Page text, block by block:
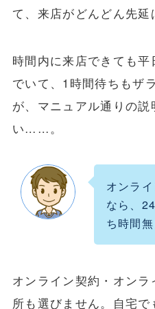
て、来店がどんどん先延
時間内に来店できても
でいて、1時間待ちもザ
が、マニュアル通りの
い……。
オンラ
なら、
ち時間
オンライン契約・オン
所も選びません。自宅で